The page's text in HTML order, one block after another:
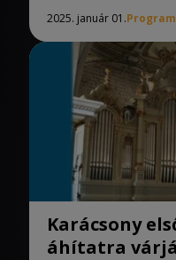
2025. január 01.
Karácsony
áhítatra